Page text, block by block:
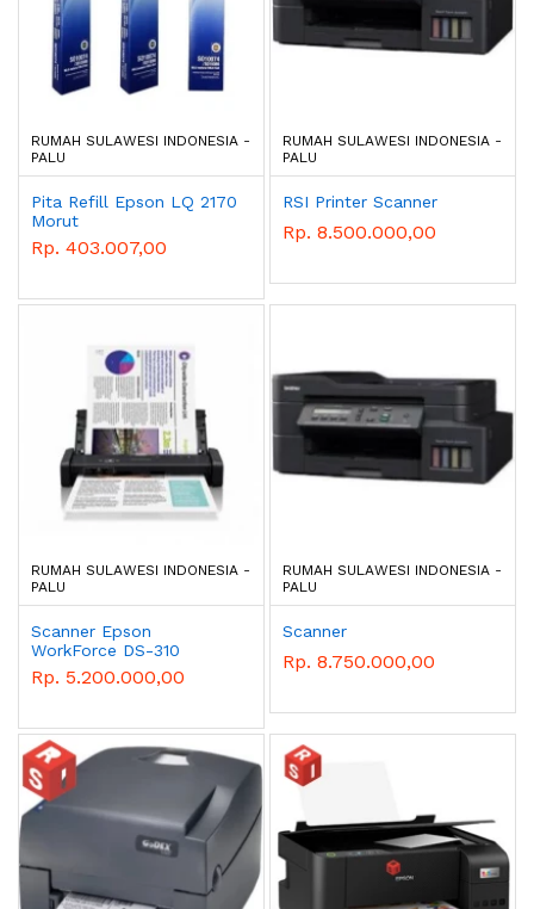
RUMAH SULAWESI INDONESIA -
PALU
Pita Refill Epson LQ 2170
Morut
Rp. 403.007,00
RUMAH SULAWESI INDONESIA -
PALU
RSI Printer Scanner
Rp. 8.500.000,00
RUMAH SULAWESI INDONESIA -
PALU
Scanner Epson
WorkForce DS-310
Rp. 5.200.000,00
RUMAH SULAWESI INDONESIA -
PALU
Scanner
Rp. 8.750.000,00